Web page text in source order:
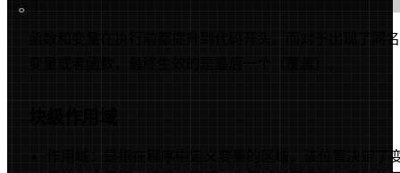
8
函数和变量在执行前都提升到代码开头。而对于出现了同
变量或者函数，最终生效的是最后一个（覆盖）。
块级作用域
作用域：是指在程序中定义变量的区域，该位置决定了